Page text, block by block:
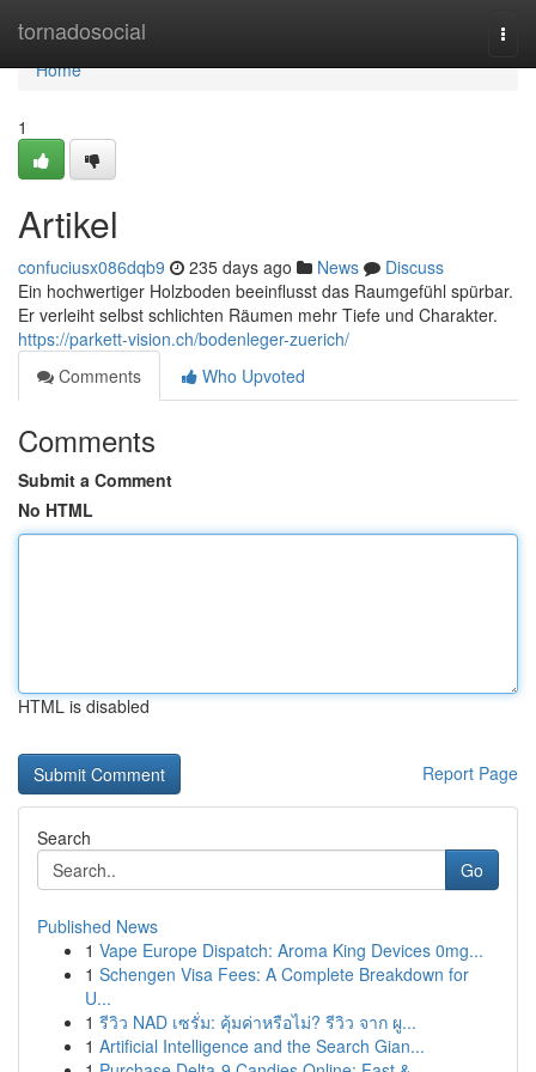
tornadosocial
Home
Home
1
Artikel
confuciusx086dqb9 235 days ago News
Discuss
Ein hochwertiger Holzboden beeinflusst das Raumgefühl spürbar.
Er verleiht selbst schlichten Räumen mehr Tiefe und Charakter.
https://parkett-vision.ch/bodenleger-zuerich/
Comments
Who Upvoted
Comments
Submit a Comment
No HTML
HTML is disabled
Report Page
Search
Go
Published News
1 Vape Europe Dispatch: Aroma King Devices 0mg...
1 Schengen Visa Fees: A Complete Breakdown for
U...
1 รีวิว NAD เซรั่ม: คุ้มค่าหรือไม่? รีวิว จาก ผู...
1 Artificial Intelligence and the Search Gian...